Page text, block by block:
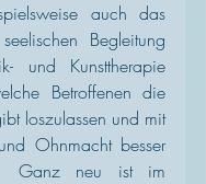
auch das
Begleitung
und Kunsttherapie
Betroffenen die
loszulassen und mit
Ohnmacht besser
Ganz neu ist im